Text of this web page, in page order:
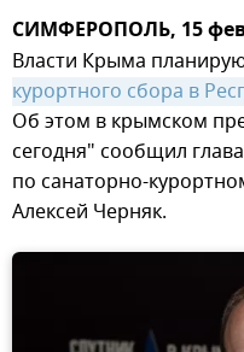
СИМФЕРОПОЛЬ, 15
Власти Крыма
курортного сбора в
Об этом в крымском
сегодня" сообщил
по санаторно-
Алексей Черняк.